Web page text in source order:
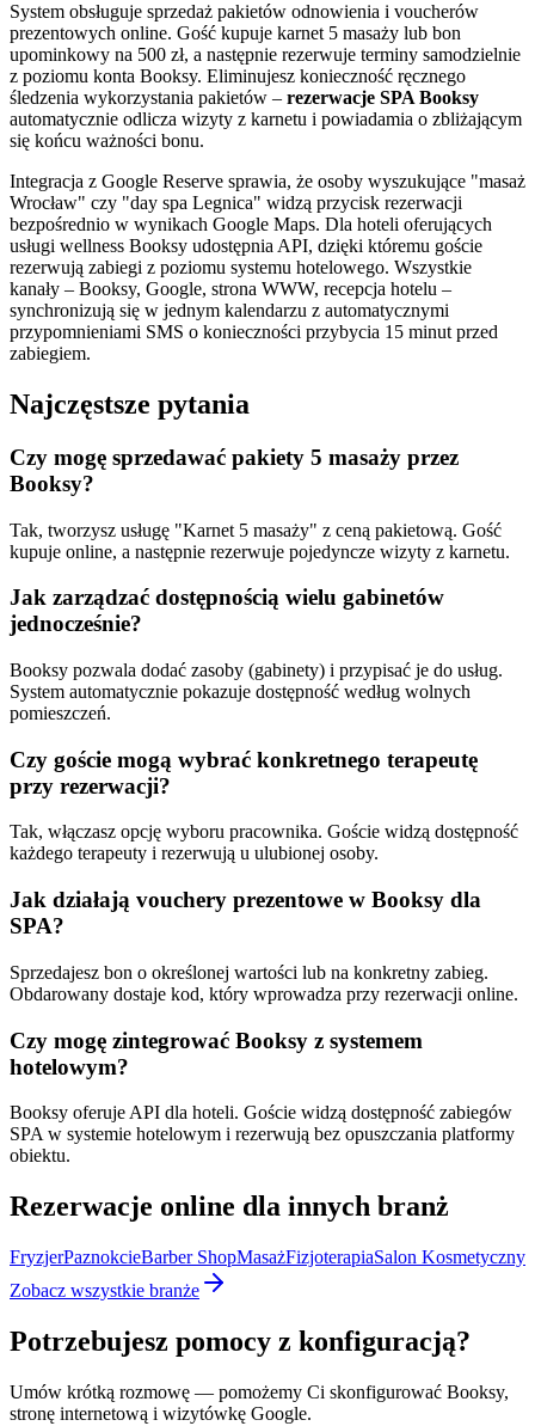
System obsługuje sprzedaż pakietów odnowienia i voucherów
prezentowych online. Gość kupuje karnet 5 masaży lub bon
upominkowy na 500 zł, a następnie rezerwuje terminy samodzielnie
z poziomu konta Booksy. Eliminujesz konieczność ręcznego
śledzenia wykorzystania pakietów – rezerwacje SPA Booksy
automatycznie odlicza wizyty z karnetu i powiadamia o zbliżającym
się końcu ważności bonu.
Integracja z Google Reserve sprawia, że osoby wyszukujące "masaż
Wrocław" czy "day spa Legnica" widzą przycisk rezerwacji
bezpośrednio w wynikach Google Maps. Dla hoteli oferujących
usługi wellness Booksy udostępnia API, dzięki któremu goście
rezerwują zabiegi z poziomu systemu hotelowego. Wszystkie
kanały – Booksy, Google, strona WWW, recepcja hotelu –
synchronizują się w jednym kalendarzu z automatycznymi
przypomnieniami SMS o konieczności przybycia 15 minut przed
zabiegiem.
Najczęstsze pytania
Czy mogę sprzedawać pakiety 5 masaży przez
Booksy?
Tak, tworzysz usługę "Karnet 5 masaży" z ceną pakietową. Gość
kupuje online, a następnie rezerwuje pojedyncze wizyty z karnetu.
Jak zarządzać dostępnością wielu gabinetów
jednocześnie?
Booksy pozwala dodać zasoby (gabinety) i przypisać je do usług.
System automatycznie pokazuje dostępność według wolnych
pomieszczeń.
Czy goście mogą wybrać konkretnego terapeutę
przy rezerwacji?
Tak, włączasz opcję wyboru pracownika. Goście widzą dostępność
każdego terapeuty i rezerwują u ulubionej osoby.
Jak działają vouchery prezentowe w Booksy dla
SPA?
Sprzedajesz bon o określonej wartości lub na konkretny zabieg.
Obdarowany dostaje kod, który wprowadza przy rezerwacji online.
Czy mogę zintegrować Booksy z systemem
hotelowym?
Booksy oferuje API dla hoteli. Goście widzą dostępność zabiegów
SPA w systemie hotelowym i rezerwują bez opuszczania platformy
obiektu.
Rezerwacje online dla innych branż
FryzjerPaznokcieBarber ShopMasażFizjoterapiaSalon Kosmetyczny
Zobacz wszystkie branże
Potrzebujesz pomocy z konfiguracją?
Umów krótką rozmowę — pomożemy Ci skonfigurować Booksy,
stronę internetową i wizytówkę Google.